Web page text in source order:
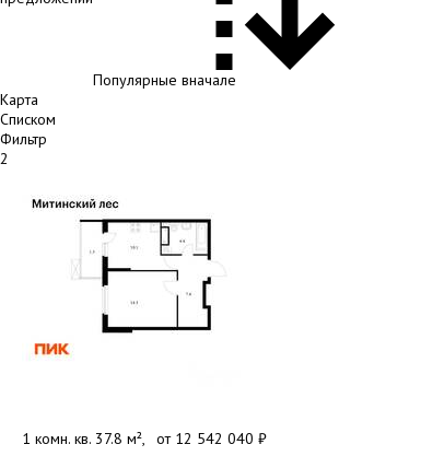
Популярные вначале
Карта
Списком
Фильтр
2
1 комн. кв. 37.8 м², от 12 542 040 ₽